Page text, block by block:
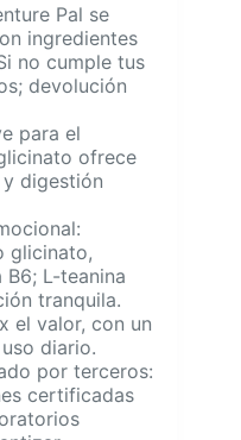
Pal se
ingredientes
no cumple tus
devolución
para el
ofrece
digestión
glicinato,
L-teanina
tranquila.
el valor, con un
diario.
por terceros:
certificadas